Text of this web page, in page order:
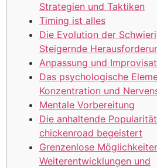
Strategien und Taktiken
Timing ist alles
Die Evolution der
Steigernde
Anpassung und
Das psychologische
Konzentration und
Mentale Vorbereitung
Die anhaltende
chickenroad begeistert
Grenzenlose
Weiterentwicklungen und